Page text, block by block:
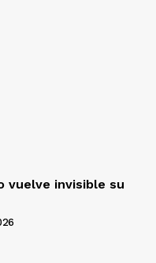
vuelve invisible su